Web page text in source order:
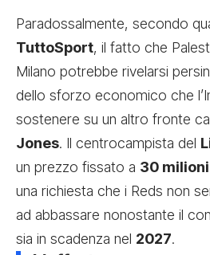
Paradossalmente, secondo
TuttoSport, il fatto che
Milano potrebbe rivelarsi
dello sforzo economico che
sostenere su un altro fronte
Jones. Il centrocampista del
un prezzo fissato a 30
una richiesta che i Reds non
ad abbassare nonostante il
sia in scadenza nel 2027.